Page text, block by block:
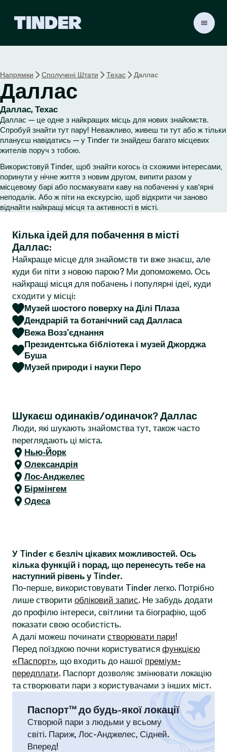
н
о
р
і
а
T
i
n
r
Напрямки Сполучені Штати Техас Даллас
Даллас
Даллас, Техас
Даллас — це одне з найкращих місць для нових знайомств.
Спробуй знайти тут пару! Неважливо, живеш ти тут або ж тільки
плануєш навідатись — у Tinder ти знайдеш багато місцевих
жителів поруч з тобою.
Використовуй Tinder, щоб знайти когось із схожими інтересами,
поринути у нічне життя з новим другом, випити разом у
місцевому барі або посмакувати каву на побаченні у кав'ярні
неподалік. Або ж піти на екскурсію, щоб відкрити чи заново
віднайти найкращі місця та активності в місті.
Кілька ідей для побачення в місті
Даллас:
Найкраще місце для знайомств ти вже знаєш, але
куди би піти з новою парою? Ми допоможемо. Ось
найкращі місця для побачень і популярні ідеї, куди
сходити у місці:
Музей шостого поверху на Ділі Плаза
Дендрарій та ботанічний сад Далласа
Вежа Возз'єднання
Президентська бібліотека і музей Джорджа
Буша
Музей природи і науки Перо
Шукаєш одинаків/одиначок? Даллас
Люди, які шукають знайомства тут, також часто
переглядають ці міста.
Нью-Йорк
Олександрія
Лос-Анджелес
Бірмінгем
Одеса
У Tinder є безліч цікавих можливостей. Ось
кілька функцій і порад, що перенесуть тебе на
наступний рівень у Tinder.
По-перше, використовувати Tinder легко. Потрібно
лише створити обліковий запис. Не забудь додати
до профілю інтереси, світлини та біографію, щоб
показати свою особистість.
А далі можеш починати створювати пари!
Перед поїздкою почни користуватися функцією
«Паспорт», що входить до нашої преміум-
передплати. Паспорт дозволяє змінювати локацію
та створювати пари з користувачами з інших міст.
Паспорт™ до будь-якої локації
Створюй пари з людьми у всьому
світі. Париж, Лос-Анджелес, Сідней.
Вперед!